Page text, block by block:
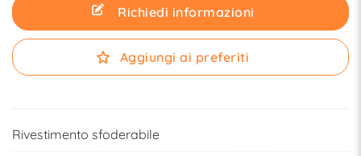
Richiedi informazioni
Aggiungi ai preferiti
Rivestimento sfoderabile